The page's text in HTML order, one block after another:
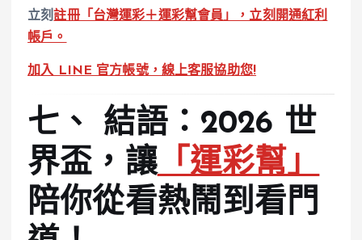
立刻 註冊「台灣運彩＋運彩幫會員」，立刻開通紅利
帳戶。
加入 LINE 官方帳號，線上客服協助您!
七、 結語：2026 世
界盃，讓「運彩幫」
陪你從看熱鬧到看門